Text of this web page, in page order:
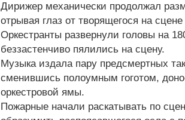
Дирижер механически продолжал
отрывая глаз от творящегося на
Оркестранты развернули головы на
беззастенчиво пялились на сцену.
Музыка издала пару предсмертных
сменившись полоумным гоготом,
оркестровой ямы.
Пожарные начали раскатывать по